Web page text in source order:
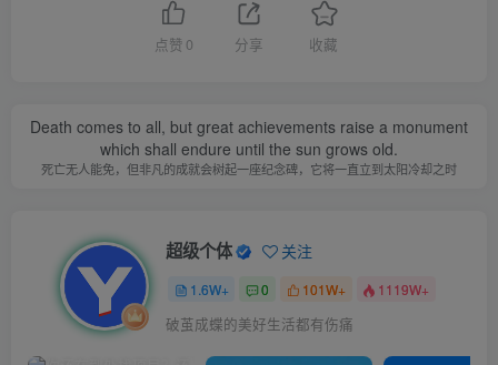
点赞 0 分享 收藏
Death comes to all, but great achievements raise a monument
which shall endure until the sun grows old.
死亡无人能免，但非凡的成就会树起一座纪念碑，它将一直立到太阳冷却之时
超级个体 关注
1.6W+ 0 101W+ 1119W+
破茧成蝶的美好生活都有伤痛